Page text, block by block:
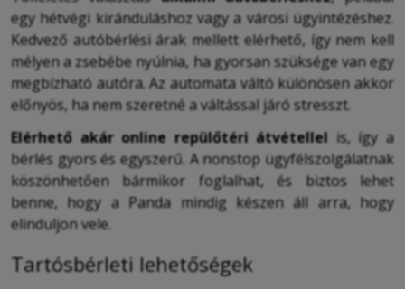
egy hétvégi kiránduláshoz vagy a városi ügyintézéshez.
Kedvező autóbérlési árak mellett elérhető, így nem kell
mélyen a zsebébe nyúlnia, ha gyorsan szüksége van egy
megbízható autóra. Az automata váltó különösen akkor
előnyös, ha nem szeretné a váltással járó stresszt.
Elérhető akár online repülőtéri átvétellel is, így a
bérlés gyors és egyszerű. A nonstop ügyfélszolgálatnak
köszönhetően bármikor foglalhat, és biztos lehet
benne, hogy a Panda mindig készen áll arra, hogy
elinduljon vele.
Tartósbérleti lehetőségek